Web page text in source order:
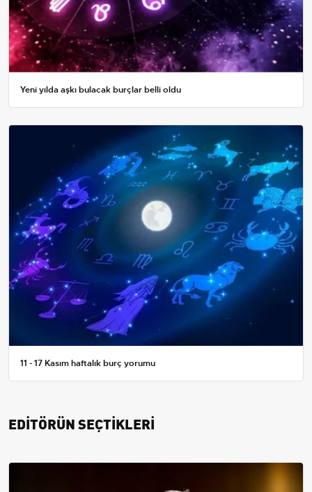
Yeni yılda aşkı bulacak burçlar belli oldu
11 - 17 Kasım haftalık burç yorumu
EDİTÖRÜN SEÇTİKLERİ